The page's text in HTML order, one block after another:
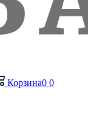
Корзина0 0